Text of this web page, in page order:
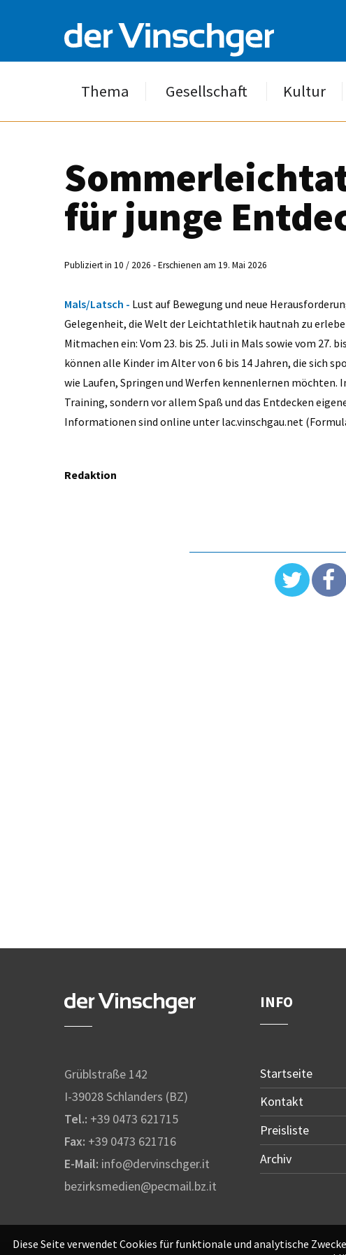
Thema Gesellschaft Kultur
für junge
Publiziert in 10 / 2026 - Erschienen am 19. Mai 2026
Mals/Latsch - Lust auf Bewegung und neue
Gelegenheit, die Welt der Leichtathletik hautnah zu
Mitmachen ein: Vom 23. bis 25. Juli in Mals sowie vom 27.
können alle Kinder im Alter von 6 bis 14 Jahren, die sich
wie Laufen, Springen und Werfen kennenlernen möchten.
Training, sondern vor allem Spaß und das Entdecken
Informationen sind online unter lac.vinschgau.net
Redaktion
Grüblstraße 142
I-39028 Schlanders (BZ)
Tel.: +39 0473 621715
Fax: +39 0473 621716
E-Mail: info@dervinschger.it
bezirksmedien@pecmail.bz.it
INFO
Startseite
Kontakt
Preisliste
Archiv
Diese Seite verwendet Cookies für funktionale und analytische